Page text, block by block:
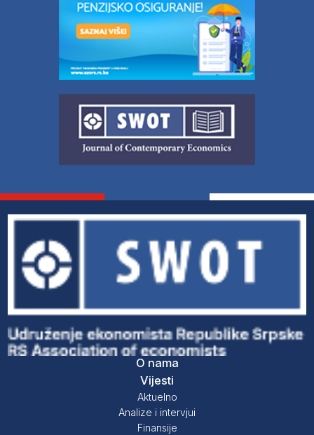
O nama
Vijesti
Aktuelno
Analize i intervjui
Finansije